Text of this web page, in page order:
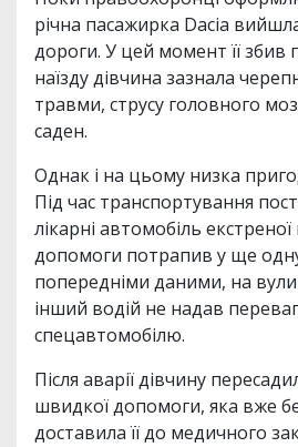
річна пасажирка Dacia
дороги. У цей момент її збив
наїзду дівчина зазнала
травми, струсу головного
саден.
Однак і на цьому низка
Під час транспортування
лікарні автомобіль
допомоги потрапив у ще
попередніми даними, на
інший водій не надав
спецавтомобілю.
Після аварії дівчину
швидкої допомоги, яка вже
доставила її до медичного